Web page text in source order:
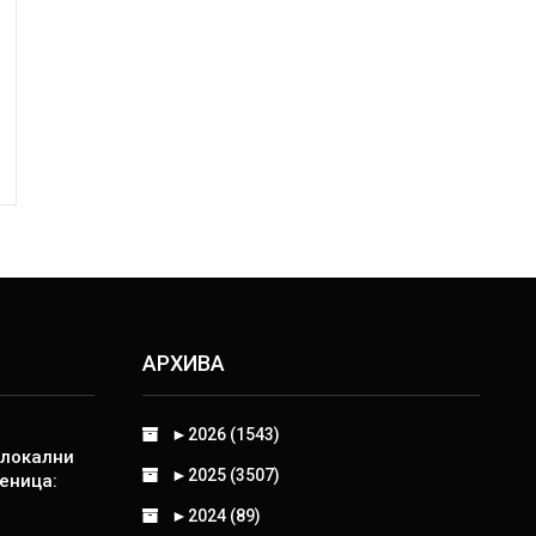
АРХИВА
► 2026 (1543)
► 2025 (3507)
► 2024 (89)